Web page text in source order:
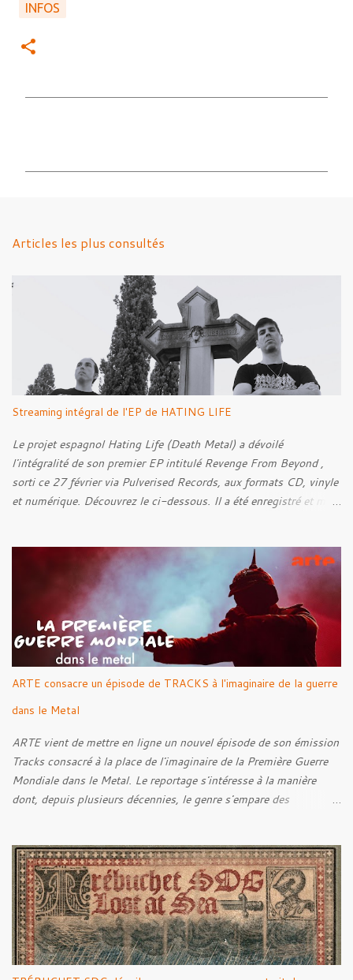
INFOS
Articles les plus consultés
Streaming intégral de l'EP de HATING LIFE
Le projet espagnol Hating Life (Death Metal) a dévoilé
l'intégralité de son premier EP intitulé Revenge From Beyond ,
sorti ce 27 février via Pulverised Records, aux formats CD, vinyle
et numérique. Découvrez le ci-dessous. Il a été enregistré et mixé
Rebellion Against The Vile 05. Revenge From Beyond 06. The
Sense Of Fear
ARTE consacre un épisode de TRACKS à l'imaginaire de la guerre
dans le Metal
ARTE vient de mettre en ligne un nouvel épisode de son émission
Tracks consacré à la place de l'imaginaire de la Première Guerre
Mondiale dans le Metal. Le reportage s'intéresse à la manière
dont, depuis plusieurs décennies, le genre s'empare des
cette réflexion, Tracks est allé à la rencontre de Noise (
Kanonenfieber ) et de Dmytro Kumar ( 1914 ), qui reviennent sur
leur intérêt pour la Première Guerre mondiale. Le documentaire
donne également la parole au producteur Kristian "Kohle"
Kohlmannslehner, collaborateur de 1914 , ainsi qu'à l'historien
Ralf Raths, directeur du Musée allemand des blindés de Munster,
afin d'interroger plus largement la place des images de guerre